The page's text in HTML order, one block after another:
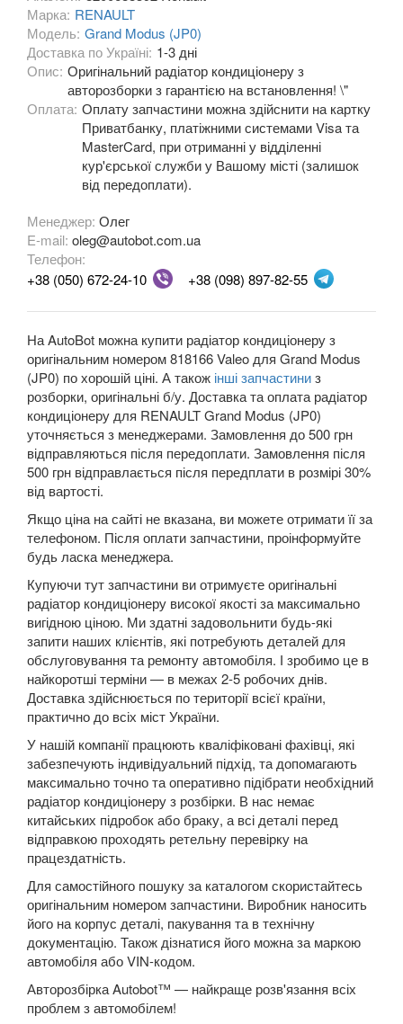
OPEL
PEUGEOT
PORSCHE keyboard_arrow_down
RENAULT
Captur (J5)
Clio III (BR, CR, KR)
Clio IV (BK, KH, J5)
Fluence (L3, B3)
Espace IV (JK0)
Grand Espace IV (JK0)
Espace V
Kadjar
Kangoo II (FW, KW)
Koleos I (HY0)
Koleos II
Laguna II (BG, KG)
Laguna III (BT, DT, KT)
Latitude (L7)
Master III (HD, FD, JD)
Megane II (BM, CM, KM, LM, EM)
Megane III (BZ, DZ, KZ)
Megane IV
Modus (JP0)
Grand Modus (JP0)
Sandero II Stepway (B8)
Grand Scenic II (JM)
Марка: RENAULT
Модель: Grand Modus (JP0)
Доставка по Україні: 1-3 дні
Опис: Оригінальний радіатор кондиціонеру з
авторозборки з гарантією на встановлення! \"
Оплата: Оплату запчастини можна здійснити на картку
Приватбанку, платіжними системами Visa та
MasterCard, при отриманні у відділенні
кур'єрської служби у Вашому місті (залишок
від передоплати).
Менеджер: Олег
E-mail: oleg@autobot.com.ua
Телефон:
+38 (050) 672-24-10
+38 (098) 897-82-55
На AutoBot можна купити радіатор кондиціонеру з
оригінальним номером 818166 Valeo для Grand Modus
(JP0) по хорошій ціні. А також інші запчастиниз
розборки, оригінальні б/у. Доставка та оплата радіатор
кондиціонеру для RENAULT Grand Modus (JP0)
уточняється з менеджерами. Замовлення до 500 грн
відправляються після передоплати. Замовлення після
500 грн відправлається після передплати в розмірі 30%
від вартості.
Якщо ціна на сайті не вказана, ви можете отримати її за
телефоном. Після оплати запчастини, проінформуйте
будь ласка менеджера.
Купуючи тут запчастини ви отримуєте оригінальні
радіатор кондиціонеру високої якості за максимально
вигідною ціною. Ми здатні задовольнити будь-які
запити наших клієнтів, які потребують деталей для
обслуговування та ремонту автомобіля. І зробимо це в
найкоротші терміни — в межах 2-5 робочих днів.
Доставка здійснюється по території всієї країни,
практично до всіх міст України.
У нашій компанії працюють кваліфіковані фахівці, які
забезпечують індивідуальний підхід, та допомагають
максимально точно та оперативно підібрати необхідний
радіатор кондиціонеру з розбірки. В нас немає
китайських підробок або браку, а всі деталі перед
відправкою проходять ретельну перевірку на
працездатність.
Для самостійного пошуку за каталогом скористайтесь
оригінальним номером запчастини. Виробник наносить
його на корпус деталі, пакування та в технічну
документацію. Також дізнатися його можна за маркою
автомобіля або VIN-кодом.
Авторозбірка Autobot™ — найкраще розв'язання всіх
проблем з автомобілем!